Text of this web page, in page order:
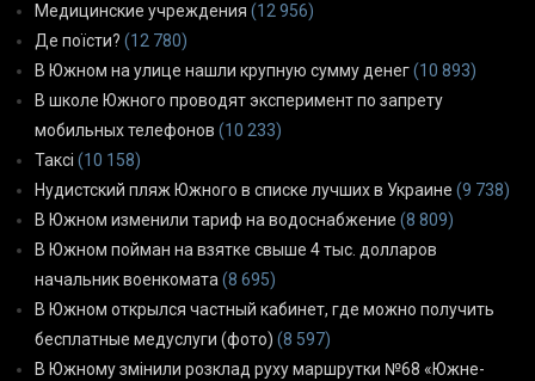
Медицинские учреждения (12 956)
Де поїсти? (12 780)
В Южном на улице нашли крупную сумму денег(10 893)
В школе Южного проводят эксперимент по запрету
мобильных телефонов (10 233)
Таксі (10 158)
Нудистский пляж Южного в списке лучших в Украине (9 738)
В Южном изменили тариф на водоснабжение (8 809)
В Южном пойман на взятке свыше 4 тыс. долларов
начальник военкомата(8 695)
В Южном открылся частный кабинет, где можно получить
бесплатные медуслуги (фото) (8 597)
В Южному змінили розклад руху маршрутки №68 «Южне-